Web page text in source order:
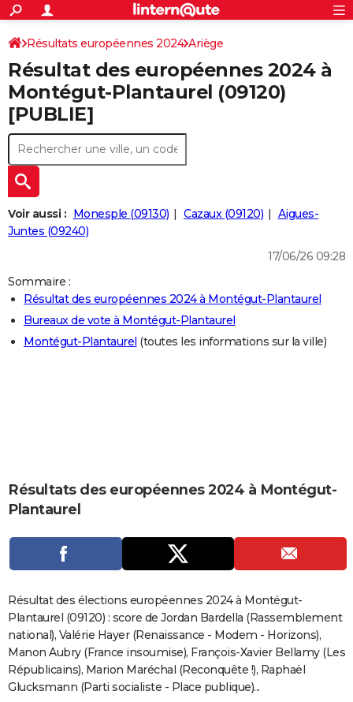
ACTUALITÉS
Politique
Société
Faits Divers
Education
Monde
Villes
+
SPORT
Coupe du monde 2026
Football
Tennis
Cyclisme
Rugby
Forum
Programme TV
TNT
Streaming
Cinéma
Sorties cinéma
Musique
+FINANCE
Retraite
Impôts
Epargne
Immobilier
Risques naturels par ville
Banque
Assurance
CréditAUTO
Essais
Réserver un essai
Citadines
Berlines
SUV
Forum auto
+HIGH-TECH
Mobiles
Meilleur smartphone
Internet
Ordinateurs
Jeux vidéo
Guide high-tech
+
BRICOLAGE
Forum
Aménagement intérieur
Extérieur
Cuisine
Salle de bains
Jardinage
Rangement
+
LIFESTYLE
Art de vivre
Bien-être
Loisirs
Mode
Modes de vie
SANTE
Alimentation
Guide de la santé
Maladies
Médicaments
Sommeil
VOYAGE
Carte de Noël
Carte Bonne année
Carte Saint-Valentin
Carte Pâques
Carte d'anniversaire
COPAINS D'AVANT
AVIS DE DÉCÈS
FORUM
Bricolage
Lifestyle
Culture
Sport
Auto
Television
Voyage
Cinema
S'inscrire
Connexion
Résultats européennes 2024 Ariège
Résultat des européennes 2024 à
Montégut-Plantaurel (09120)
[PUBLIE]
Voir aussi : Monesple (09130) Cazaux (09120)
Aigues-
Juntes (09240)
17/06/26 09:28
Sommaire :
Résultat des européennes 2024 à Montégut-Plantaurel
Bureaux de vote à Montégut-Plantaurel
Montégut-Plantaurel (toutes les informations sur la ville)
Résultats des européennes 2024 à Montégut-
Plantaurel
Résultat des élections européennes 2024 à Montégut-
Plantaurel (09120) : score de Jordan Bardella (Rassemblement
national), Valérie Hayer (Renaissance - Modem - Horizons),
Manon Aubry (France insoumise), François-Xavier Bellamy (Les
Républicains), Marion Maréchal (Reconquête !), Raphaël
Glucksmann (Parti socialiste - Place publique)...